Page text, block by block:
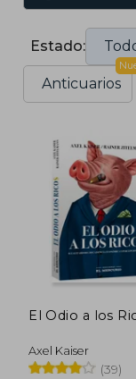
Estado:
Anticuarios
El Odio a los
Axel Kaiser
(39)